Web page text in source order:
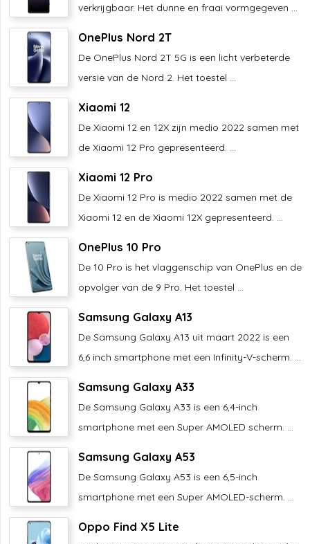
verkrijgbaar. Het dunne en fraai vormgegeven ...
OnePlus Nord 2T
De OnePlus Nord 2T 5G is een licht verbeterde
versie van de Nord 2. Het toestel ...
Xiaomi 12
De Xiaomi 12 en 12X zijn medio 2022 samen met
de Xiaomi 12 Pro gepresenteerd. ...
Xiaomi 12 Pro
De Xiaomi 12 Pro is medio 2022 samen met de
Xiaomi 12 en de Xiaomi 12X gepresenteerd. ...
OnePlus 10 Pro
De 10 Pro is het vlaggenschip van OnePlus en de
opvolger van de 9 Pro. Het toestel ...
Samsung Galaxy A13
De Samsung Galaxy A13 uit maart 2022 is een
6,6 inch smartphone met een Infinity-V-scherm. ...
Samsung Galaxy A33
De Samsung Galaxy A33 is een 6,4-inch
smartphone met een Super AMOLED scherm. ...
Samsung Galaxy A53
De Samsung Galaxy A53 is een 6,5-inch
smartphone met een Super AMOLED-scherm. ...
Oppo Find X5 Lite